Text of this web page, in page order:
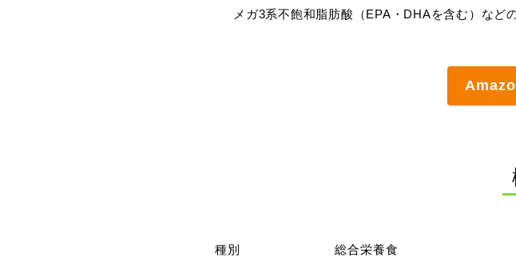
メガ3系不飽和脂肪酸（EPA・DHAを含む）など
種別 総合栄養食